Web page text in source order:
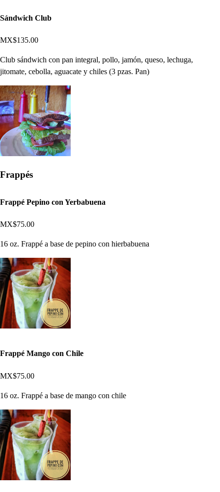
Sándwich Club
MX$135.00
Club sándwich con pan integral, pollo, jamón, queso, lechuga,
jitomate, cebolla, aguacate y chiles (3 pzas. Pan)
Frappés
Frappé Pepino con Yerbabuena
MX$75.00
16 oz. Frappé a base de pepino con hierbabuena
Frappé Mango con Chile
MX$75.00
16 oz. Frappé a base de mango con chile